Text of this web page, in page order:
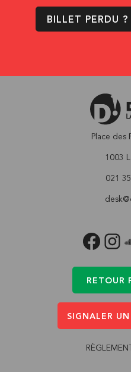
BILLET PERDU ?
Place des
1003
021
FACEBOOK
RETOUR
SIGNALER